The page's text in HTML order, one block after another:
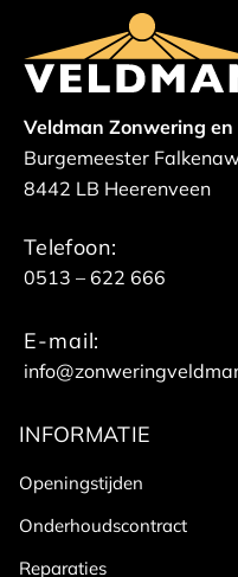
Veldman Zonwering
Burgemeester
8442 LB Heerenveen
Telefoon:
0513 – 622 666
E-mail:
INFORMATIE
Openingstijden
Onderhoudscontract
Reparaties